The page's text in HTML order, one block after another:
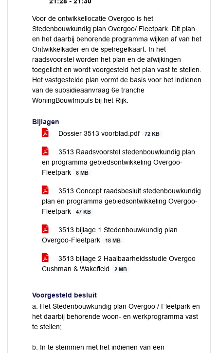
Voor de ontwikkellocatie Overgoo is het
Stedenbouwkundig plan Overgoo/ Fleetpark. Dit plan
en het daarbij behorende programma wijken af van het
Ontwikkelkader en de spelregelkaart. In het
raadsvoorstel worden het plan en de afwijkingen
toegelicht en wordt voorgesteld het plan vast te stellen.
Het vastgestelde plan vormt de basis voor het indienen
van de subsidieaanvraag 6e tranche
WoningBouwImpuls bij het Rijk.
Bijlagen
Dossier 3513 voorblad.pdf
72 KB
3513 Raadsvoorstel stedenbouwkundig plan
en programma gebiedsontwikkeling Overgoo-
Fleetpark
8 MB
3513 Concept raadsbesluit stedenbouwkundig
plan en programma gebiedsontwikkeling Overgoo-
Fleetpark
47 KB
3513 bijlage 1 Stedenbouwkundig plan
Overgoo-Fleetpark
18 MB
3513 bijlage 2 Haalbaarheidsstudie Overgoo
Cushman & Wakefield
2 MB
Voorgesteld besluit
a. Het Stedenbouwkundig plan Overgoo / Fleetpark en
het daarbij behorende woon- en werkprogramma vast
te stellen;
b. In te stemmen met het indienen van een